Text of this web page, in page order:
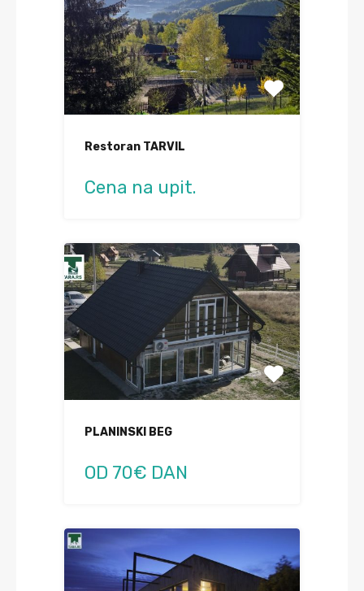
Restoran TARVIL
Cena na upit.
PLANINSKI BEG
OD 70€ DAN